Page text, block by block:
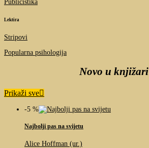
Publicistika
Lektira
Stripovi
Popularna psihologija
Novo u knjižari
Prikaži sve
-5 %
Najbolji pas na svijetu
Alice Hoffman (ur.)